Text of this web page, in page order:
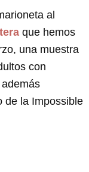
al
que hemos
una muestra
con
de la Impossible